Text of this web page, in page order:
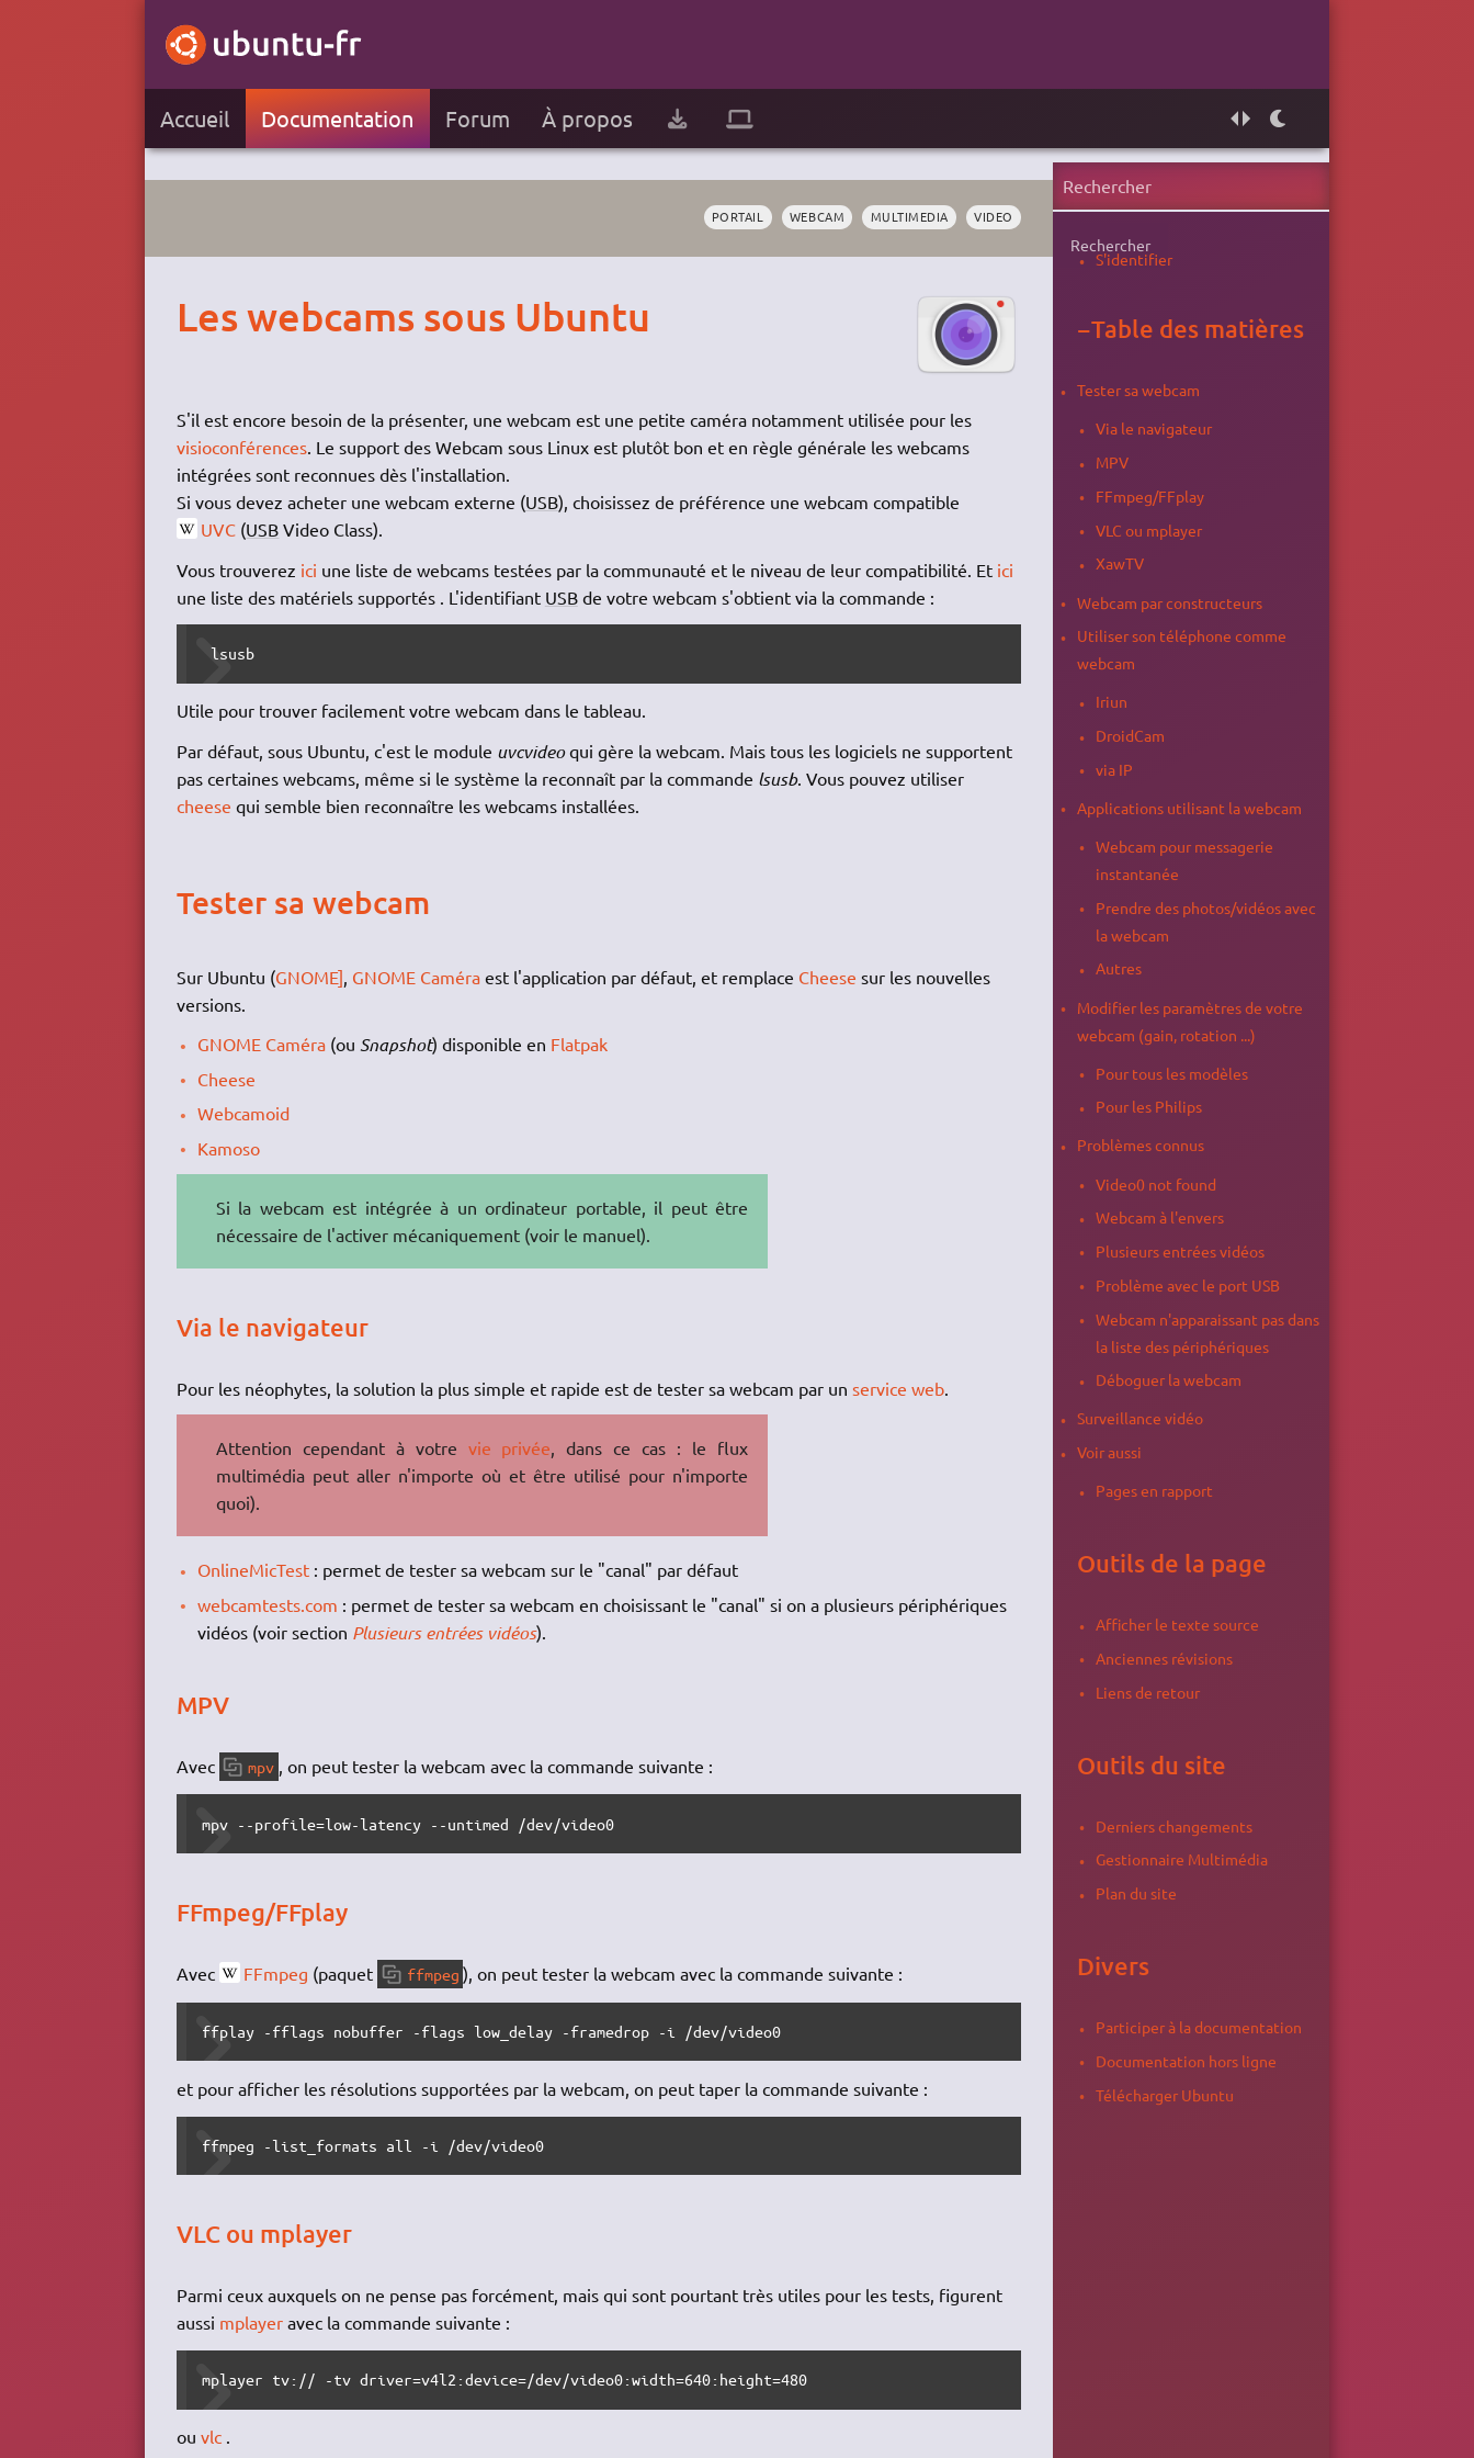
Accueil Documentation Forum À propos
PORTAIL WEBCAM MULTIMEDIA VIDEO
Les webcams sous Ubuntu
S'il est encore besoin de la présenter, une webcam est une petite caméra notamment utilisée pour les
visioconférences. Le support des Webcam sous Linux est plutôt bon et en règle générale les webcams
intégrées sont reconnues dès l'installation.
Si vous devez acheter une webcam externe (USB), choisissez de préférence une webcam compatible
UVC (USB Video Class).
Vous trouverez ici une liste de webcams testées par la communauté et le niveau de leur compatibilité. Et ici
une liste des matériels supportés . L'identifiant USBde votre webcam s'obtient via la commande :
lsusb
Utile pour trouver facilement votre webcam dans le tableau.
Par défaut, sous Ubuntu, c'est le module uvcvideoqui gère la webcam. Mais tous les logiciels ne supportent
pas certaines webcams, même si le système la reconnaît par la commande lsusb. Vous pouvez utiliser
cheese qui semble bien reconnaître les webcams installées.
Tester sa webcam
Sur Ubuntu (GNOME] GNOME Caméraest l'application par défaut, et remplace Cheese sur les nouvelles
versions.
GNOME Caméra (ou Snapshot) disponible en Flatpak
Cheese
Webcamoid
Kamoso
Si la webcam est intégrée à un ordinateur portable, il peut être
nécessaire de l'activer mécaniquement (voir le manuel).
Via le navigateur
Pour les néophytes, la solution la plus simple et rapide est de tester sa webcam par un service web.
Attention cependant à votre vie privée, dans ce cas : le flux
multimédia peut aller n'importe où et être utilisé pour n'importe
quoi).
OnlineMicTest : permet de tester sa webcam sur le "canal" par défaut
webcamtests.com : permet de tester sa webcam en choisissant le "canal" si on a plusieurs périphériques
vidéos (voir section Plusieurs entrées vidéos).
MPV
Avec mpv , on peut tester la webcam avec la commande suivante :
mpv --profile=low-latency --untimed /dev/video0
FFmpeg/FFplay
Avec FFmpeg (paquet ffmpeg ), on peut tester la webcam avec la commande suivante :
ffplay -fflags nobuffer -flags low_delay -framedrop -i /dev/video0
et pour afficher les résolutions supportées par la webcam, on peut taper la commande suivante :
ffmpeg -list_formats all -i /dev/video0
VLC ou mplayer
Parmi ceux auxquels on ne pense pas forcément, mais qui sont pourtant très utiles pour les tests, figurent
aussi mplayeravec la commande suivante :
mplayer tv:// -tv driver=v4l2:device=/dev/video0:width=640:height=480
ou vlc.
Rechercher
S'identifier
−Table des matières
Tester sa webcam
Via le navigateur
MPV
FFmpeg/FFplay
VLC ou mplayer
XawTV
Webcam par constructeurs
Utiliser son téléphone comme
webcam
Iriun
DroidCam
via IP
Applications utilisant la webcam
Webcam pour messagerie
instantanée
Prendre des photos/vidéos avec
la webcam
Autres
Modifier les paramètres de votre
webcam (gain, rotation ...)
Pour tous les modèles
Pour les Philips
Problèmes connus
Video0 not found
Webcam à l'envers
Plusieurs entrées vidéos
Problème avec le port USB
Webcam n'apparaissant pas dans
la liste des périphériques
Déboguer la webcam
Surveillance vidéo
Voir aussi
Pages en rapport
Outils de la page
Afficher le texte source
Anciennes révisions
Liens de retour
Outils du site
Derniers changements
Gestionnaire Multimédia
Plan du site
Divers
Participer à la documentation
Documentation hors ligne
Télécharger Ubuntu